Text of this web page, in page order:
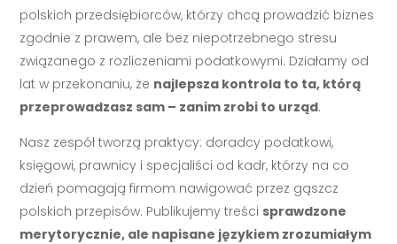
polskich przedsiębiorców, którzy chcą prowadzić biznes
zgodnie z prawem, ale bez niepotrzebnego stresu
związanego z rozliczeniami podatkowymi. Działamy od
lat w przekonaniu, że najlepsza kontrola to ta, którą
przeprowadzasz sam – zanim zrobi to urząd.
Nasz zespół tworzą praktycy: doradcy podatkowi,
księgowi, prawnicy i specjaliści od kadr, którzy na co
dzień pomagają firmom nawigować przez gąszcz
polskich przepisów. Publikujemy treści sprawdzone
merytorycznie, ale napisane językiem zrozumiałym